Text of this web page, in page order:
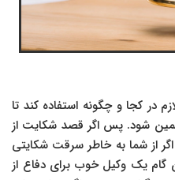
در کجا و چگونه استفاده کند تا
شود. پس اگر قصد شکایت از
از شما به خاطر سرقت شکایتی
گام یک وکیل خوب برای دفاع از